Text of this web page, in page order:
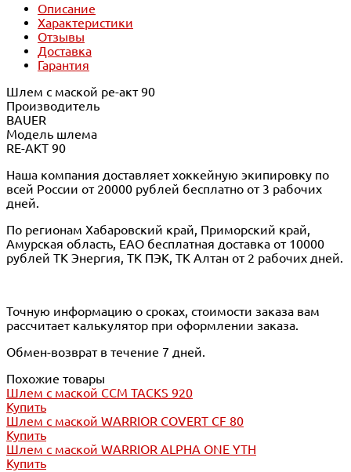
Описание
Характеристики
Отзывы
Доставка
Гарантия
Шлем с маской ре-акт 90
Производитель
BAUER
Модель шлема
RE-AKT 90
Наша компания доставляет хоккейную экипировку по
всей России от 20000 рублей бесплатно от 3 рабочих
дней.
По регионам Хабаровский край, Приморский край,
Амурская область, ЕАО бесплатная доставка от 10000
рублей ТК Энергия, ТК ПЭК, ТК Алтан от 2 рабочих дней.
Точную информацию о сроках, стоимости заказа вам
рассчитает калькулятор при оформлении заказа.
Обмен-возврат в течение 7 дней.
Похожие товары
Шлем с маской CCM TACKS 920
Купить
Шлем с маской WARRIOR COVERT CF 80
Купить
Шлем с маской WARRIOR ALPHA ONE YTH
Купить